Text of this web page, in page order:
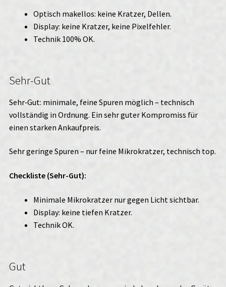
Optisch makellos: keine Kratzer, Dellen.
Display: keine Kratzer, keine Pixelfehler.
Technik 100% OK.
Sehr-Gut
Sehr‑Gut: minimale, feine Spuren möglich – technisch
vollständig in Ordnung. Ein sehr guter Kompromiss für
einen starken Ankaufpreis.
Sehr geringe Spuren – nur feine Mikrokratzer, technisch top.
Checkliste (Sehr-Gut):
Minimale Mikrokratzer nur gegen Licht sichtbar.
Display: keine tiefen Kratzer.
Technik OK.
Gut